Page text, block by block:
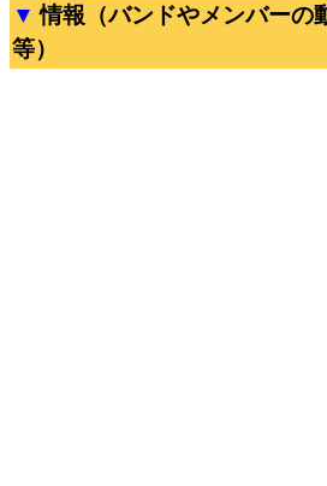
情報（バンドやメンバーの
等）